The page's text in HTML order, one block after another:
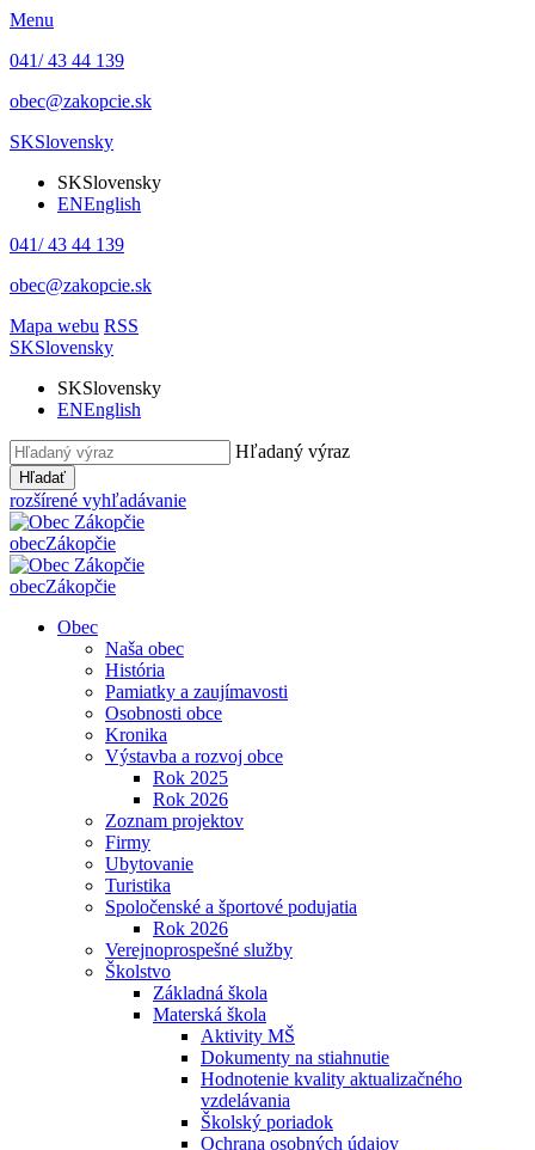
Menu
041/ 43 44 139
obec@zakopcie.sk
SKSlovensky
SKSlovensky
ENEnglish
041/ 43 44 139
obec@zakopcie.sk
Mapa webu RSS
SKSlovensky
SKSlovensky
ENEnglish
Hľadaný výraz
Hľadať
rozšírené vyhľadávanie
obecZákopčie
obecZákopčie
Obec
Naša obec
História
Pamiatky a zaujímavosti
Osobnosti obce
Kronika
Výstavba a rozvoj obce
Rok 2025
Rok 2026
Zoznam projektov
Firmy
Ubytovanie
Turistika
Spoločenské a športové podujatia
Rok 2026
Verejnoprospešné služby
Školstvo
Základná škola
Materská škola
Aktivity MŠ
Dokumenty na stiahnutie
Hodnotenie kvality aktualizačného
vzdelávania
Školský poriadok
Ochrana osobných údajov